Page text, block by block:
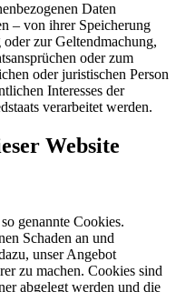
Daten
– von ihrer Speicherung
zur Geltendmachung,
oder zum
oder juristischen Person
Interesses der
verarbeitet werden.
Website
genannte Cookies.
Schaden an und
unser Angebot
zu machen. Cookies sind
abgelegt werden und die